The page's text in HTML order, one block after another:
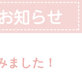
ました！